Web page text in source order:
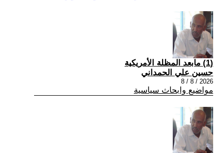
(1) مابعد المظلة الأمريكية
حسين علي الحمداني
2026 / 8 / 8
مواضيع وابحاث سياسية